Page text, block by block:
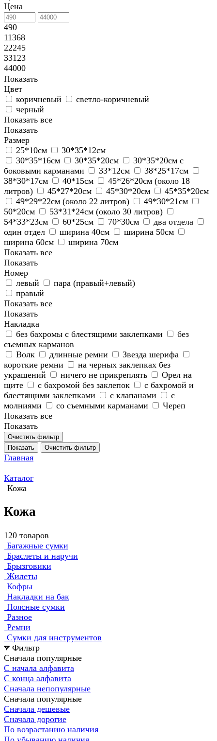
Цена
490
11368
22245
33123
44000
Показать
Цвет
коричневый
светло-коричневый
черный
Показать все
Показать
Размер
25*10см
30*35*12см
30*35*16см
30*35*20см
30*35*20см с
боковыми карманами
33*12см
38*25*17см
38*30*17см
40*15см
45*26*20см (около 18
литров)
45*27*20см 45*30*20см
45*35*20см
49*29*22см (около 22 литров)
49*30*21см
50*20см
53*31*24см (около 30 литров)
54*33*23см
60*25см 70*30см
два отдела
один отдел
ширина 40см
ширина 50см
ширина 60см
ширина 70см
Показать все
Показать
Номер
левый
пара (правый+левый)
правый
Показать все
Показать
Накладка
без бахромы с блестящими заклепками
без
съемных карманов
Волк
длинные ремни
Звезда шерифа
короткие ремни
на черных заклепках без
украшений
ничего не прикреплять
Орел на
щите
с бахромой без заклепок
с бахромой и
блестящими заклепками
с клапанами
с
молниями
со съемными карманами
Череп
Показать все
Показать
Очистить фильтр
Показать
Очистить фильтр
Главная
Каталог
Кожа
Кожа
120 товаров
Багажные сумки
Браслеты и наручи
Брызговики
Жилеты
Кофры
Накладки на бак
Поясные сумки
Разное
Ремни
Сумки для инструментов
Фильтр
Сначала популярные
С начала алфавита
С конца алфавита
Сначала непопулярные
Сначала популярные
Сначала дешевые
Сначала дорогие
По возрастанию наличия